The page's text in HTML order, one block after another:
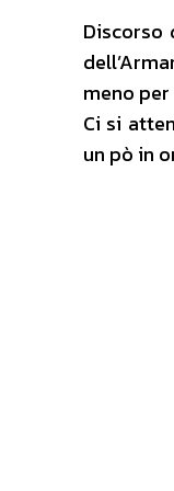
Discorso
meno
Ci si
un pò in